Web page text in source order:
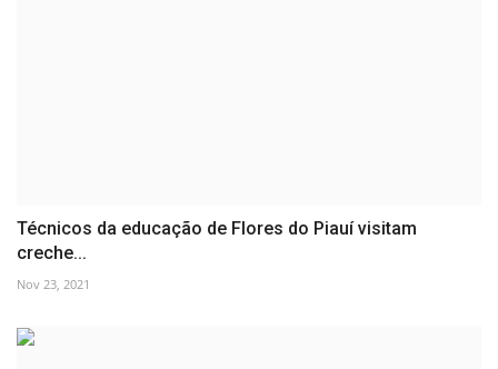
Técnicos da educação de Flores do Piauí visitam
creche...
Nov 23, 2021